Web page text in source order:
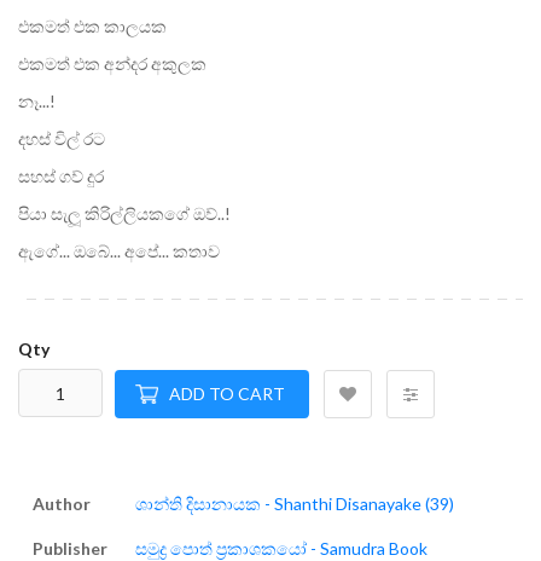
එකමත් එක කාලයක
එකමත් එක අන්දර අකුලක
නෑ...!
දහස් විල් රට
සහස් ගව් දුර
පියා සැලූ කිරිල්ලියකගේ ඔව්..!
ඇගේ... ඔබේ... අපේ... කතාව
Qty
ADD TO CART
Author ශාන්ති දිසානායක - Shanthi Disanayake (39)
Publisher
සමුද්‍ර පොත් ප්‍රකාශකයෝ - Samudra Book